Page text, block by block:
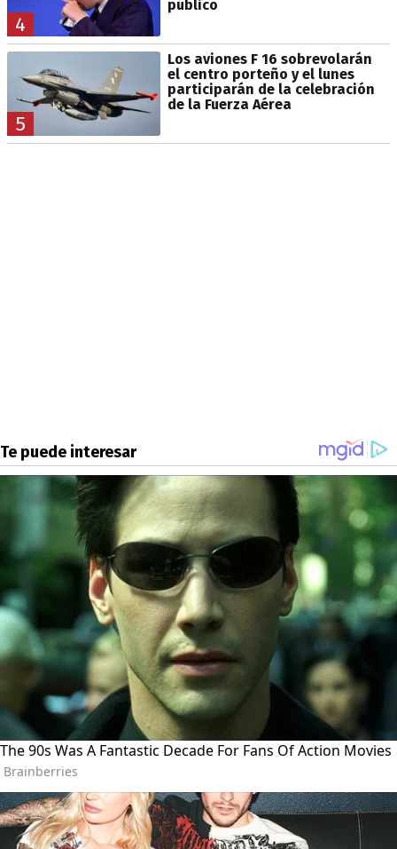
4
público
5
Los aviones F 16 sobrevolarán
el centro porteño y el lunes
participarán de la celebración
de la Fuerza Aérea